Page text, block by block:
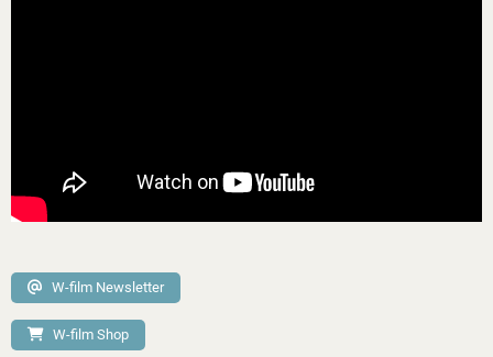
W-film Newsletter
W-film Shop